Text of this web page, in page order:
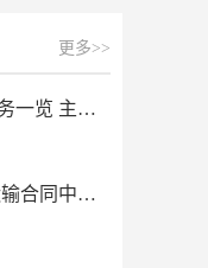
更多>>
客运合同中旅客的权利义务一览 主要包括这些内容
运输承揽合同司法解释 运输合同中承运人的义务有哪些